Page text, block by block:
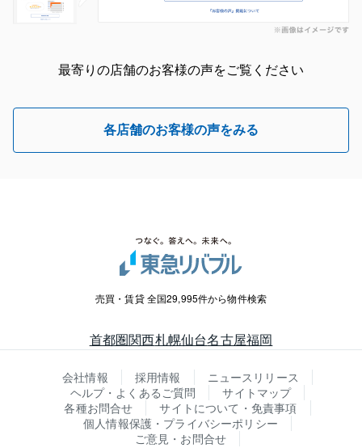
最寄りの店舗のお客様の声をご覧ください
各店舗のお客様の声をみる
売買・賃貸 全国29,995件から物件検索
首都圏関西札幌仙台名古屋福岡
会社情報 採用情報
ニュースリリース
ヘルプ・よくあるご質問
サイトマップ
各種お問合せ
サイトについて・免責事項
個人情報保護・プライバシーポリシー
ご意見・お問合せ